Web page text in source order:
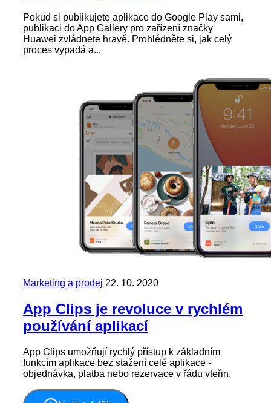
Pokud si publikujete aplikace do Google Play sami,
publikaci do App Gallery pro zařízení značky
Huawei zvládnete hravě. Prohlédněte si, jak celý
proces vypadá a...
Marketing a prodej 22. 10. 2020
App Clips je revoluce v rychlém
používání aplikací
App Clips umožňují rychlý přístup k základním
funkcím aplikace bez stažení celé aplikace -
objednávka, platba nebo rezervace v řádu vteřin.